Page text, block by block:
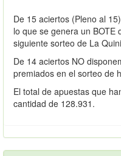
De 15 aciertos (Pleno al
lo que se genera un BOTE
siguiente sorteo de La
De 14 aciertos NO
premiados en el sorteo de
El total de apuestas que
cantidad de 128.931.